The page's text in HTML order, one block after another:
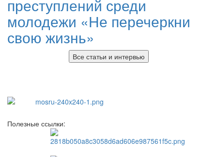
преступлений среди
молодежи «Не перечеркни
свою жизнь»
Все статьи и интервью
Полезные ссылки: